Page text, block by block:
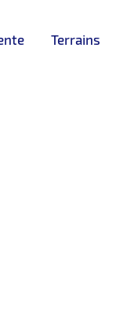
Terrains